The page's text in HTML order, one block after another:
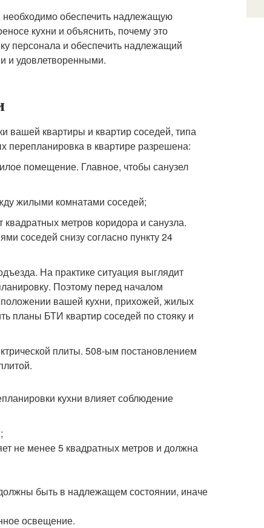
необходимо обеспечить надлежащую
кухни и объяснить, почему это
персонала и обеспечить надлежащий
и удовлетворенными.
вашей квартиры и квартир соседей, типа
перепланировка в квартире разрешена:
помещение. Главное, чтобы санузел
жилыми комнатами соседей;
метров коридора и санузла.
соседей снизу согласно пункту 24
На практике ситуация выглядит
Поэтому перед началом
вашей кухни, прихожей, жилых
планы БТИ квартир соседей по стояку и
плиты. 508-ым постановлением
кухни влияет соблюдение
не менее 5 квадратных метров и должна
быть в надлежащем состоянии, иначе
освещение.